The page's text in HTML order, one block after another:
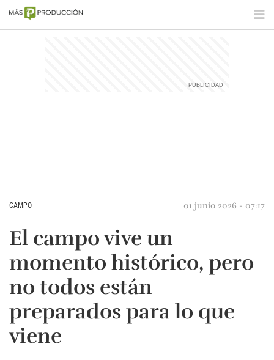
CAMPO 01 junio 2026 - 07:17
El campo vive un
momento histórico, pero
no todos están
preparados para lo que
viene